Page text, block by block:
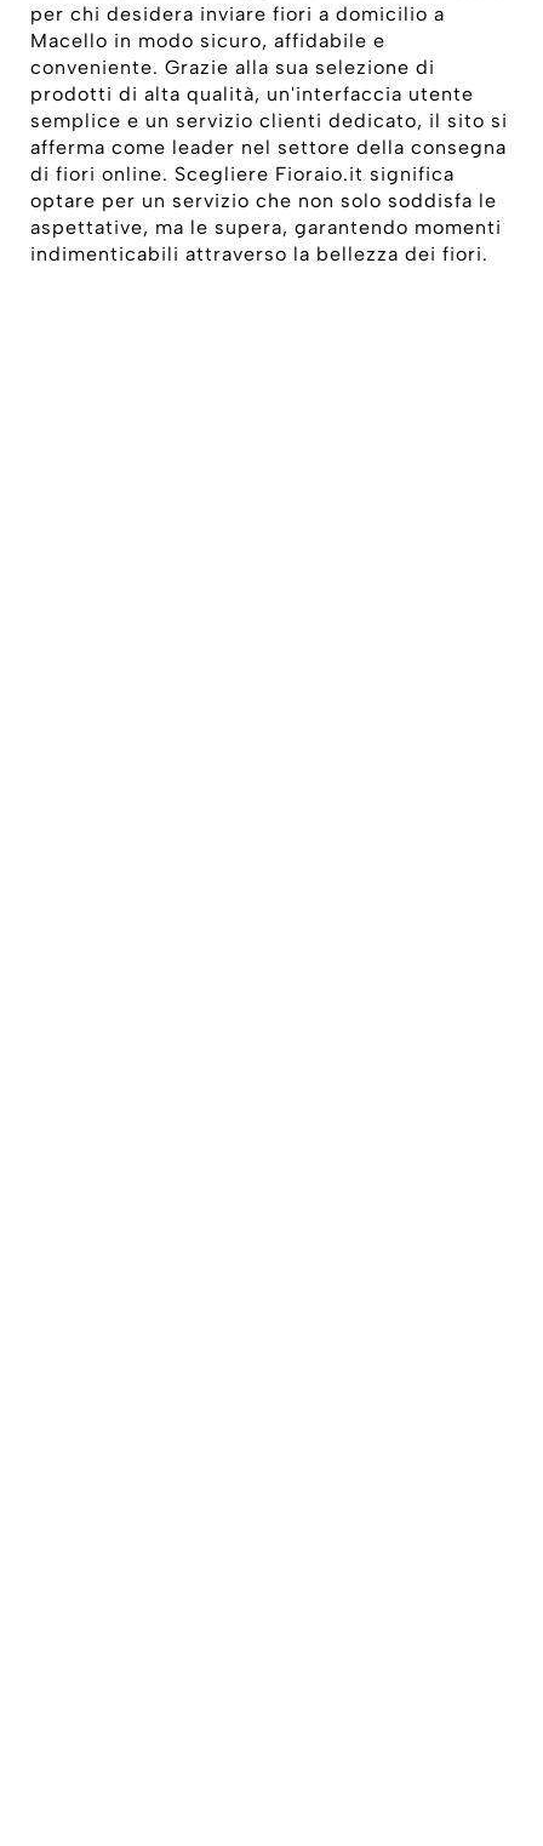
per chi desidera inviare fiori a domicilio a
Macello in modo sicuro, affidabile e
conveniente. Grazie alla sua selezione di
prodotti di alta qualità, un'interfaccia utente
semplice e un servizio clienti dedicato, il sito si
afferma come leader nel settore della consegna
di fiori online. Scegliere Fioraio.it significa
optare per un servizio che non solo soddisfa le
aspettative, ma le supera, garantendo momenti
indimenticabili attraverso la bellezza dei fiori.